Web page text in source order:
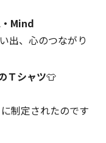
Mind
出、心のつながり
Ｔシャツ👕
制定されたのです